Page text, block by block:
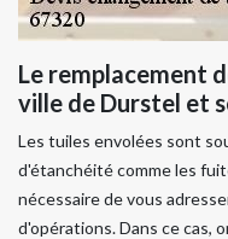
Le remplacement
ville de Durstel et
Les tuiles envolées sont
d'étanchéité comme les
nécessaire de vous
d'opérations. Dans ce cas,